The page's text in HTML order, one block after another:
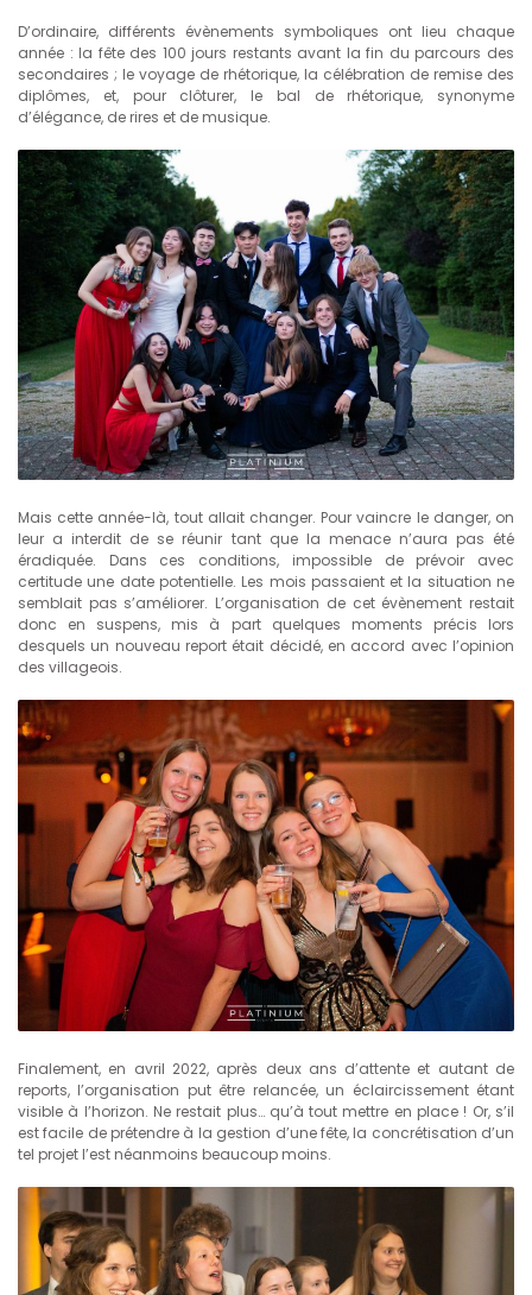
D’ordinaire, différents évènements symboliques ont lieu chaque
année : la fête des 100 jours restants avant la fin du parcours des
secondaires ; le voyage de rhétorique, la célébration de remise des
diplômes, et, pour clôturer, le bal de rhétorique, synonyme
d’élégance, de rires et de musique.
Mais cette année-là, tout allait changer. Pour vaincre le danger, on
leur a interdit de se réunir tant que la menace n’aura pas été
éradiquée. Dans ces conditions, impossible de prévoir avec
certitude une date potentielle. Les mois passaient et la situation ne
semblait pas s’améliorer. L’organisation de cet évènement restait
donc en suspens, mis à part quelques moments précis lors
desquels un nouveau report était décidé, en accord avec l’opinion
des villageois.
Finalement, en avril 2022, après deux ans d’attente et autant de
reports, l’organisation put être relancée, un éclaircissement étant
visible à l’horizon. Ne restait plus… qu’à tout mettre en place ! Or, s’il
est facile de prétendre à la gestion d’une fête, la concrétisation d’un
tel projet l’est néanmoins beaucoup moins.